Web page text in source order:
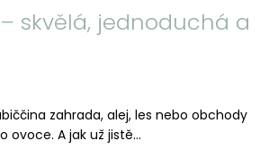
skvělá, jednoduchá a
zahrada, alej, les nebo obchody
ovoce. A jak už jistě...